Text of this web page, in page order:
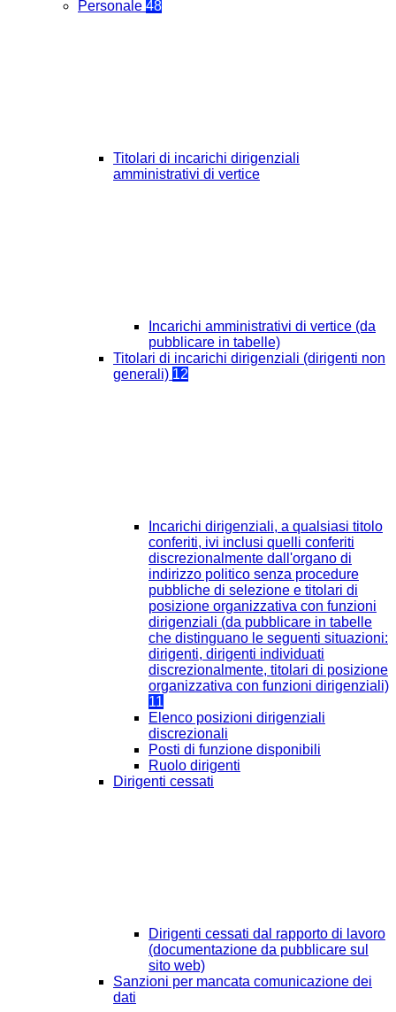
Personale 48
Titolari di incarichi dirigenziali
amministrativi di vertice
Incarichi amministrativi di vertice (da
pubblicare in tabelle)
Titolari di incarichi dirigenziali (dirigenti non
generali) 12
Incarichi dirigenziali, a qualsiasi titolo
conferiti, ivi inclusi quelli conferiti
discrezionalmente dall'organo di
indirizzo politico senza procedure
pubbliche di selezione e titolari di
posizione organizzativa con funzioni
dirigenziali (da pubblicare in tabelle
che distinguano le seguenti situazioni:
dirigenti, dirigenti individuati
discrezionalmente, titolari di posizione
organizzativa con funzioni dirigenziali)
11
Elenco posizioni dirigenziali
discrezionali
Posti di funzione disponibili
Ruolo dirigenti
Dirigenti cessati
Dirigenti cessati dal rapporto di lavoro
(documentazione da pubblicare sul
sito web)
Sanzioni per mancata comunicazione dei
dati